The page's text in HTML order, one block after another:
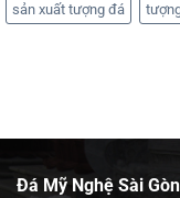
sản xuất tượng đá
Đá Mỹ Nghệ Sài